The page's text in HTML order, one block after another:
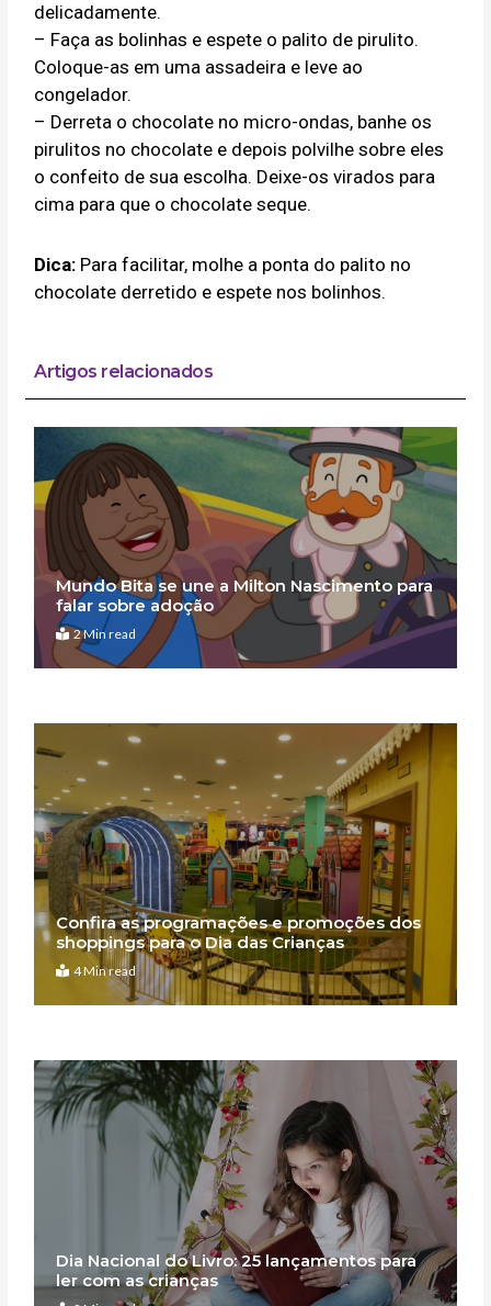
delicadamente.
– Faça as bolinhas e espete o palito de pirulito.
Coloque-as em uma assadeira e leve ao
congelador.
– Derreta o chocolate no micro-ondas, banhe os
pirulitos no chocolate e depois polvilhe sobre eles
o confeito de sua escolha. Deixe-os virados para
cima para que o chocolate seque.
Dica: Para facilitar, molhe a ponta do palito no
chocolate derretido e espete nos bolinhos.
Artigos relacionados
Mundo Bita se une a Milton Nascimento para
falar sobre adoção
2 Min read
Confira as programações e promoções dos
shoppings para o Dia das Crianças
4 Min read
Dia Nacional do Livro: 25 lançamentos para
ler com as crianças